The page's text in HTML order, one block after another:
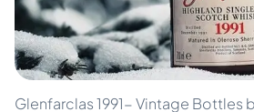
Glenfarclas 1991- Vintage Bottles